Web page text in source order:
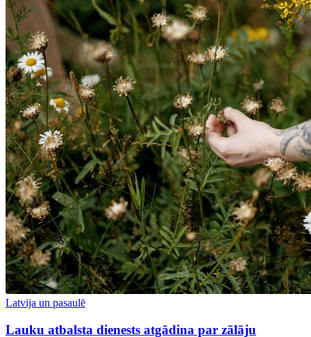
Latvija un pasaulē
Lauku atbalsta dienests atgādina par zālāju